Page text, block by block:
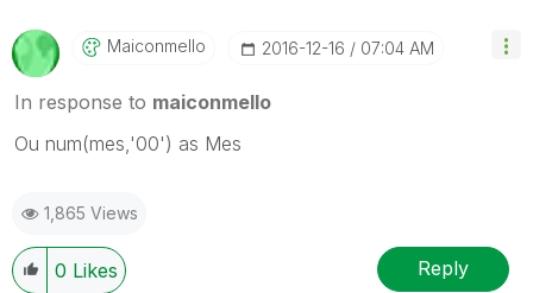
Maiconmello ‎2016-12-16 07:04 AM
In response to maiconmello
Ou num(mes,'00') as Mes
1,865 Views
0 Likes Reply